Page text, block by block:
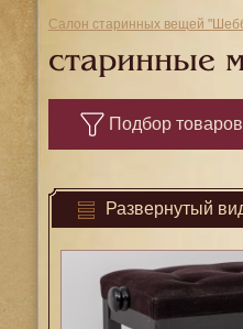
Салон старинных вещей
старинные
Подбор
Развернутый